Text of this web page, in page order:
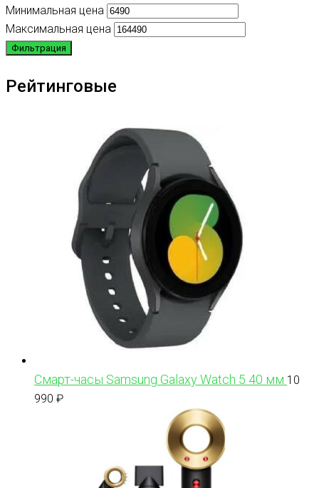
Минимальная цена
Максимальная цена
Фильтрация
Рейтинговые
Смарт-часы Samsung Galaxy Watch 5 40 мм 10
990 ₽